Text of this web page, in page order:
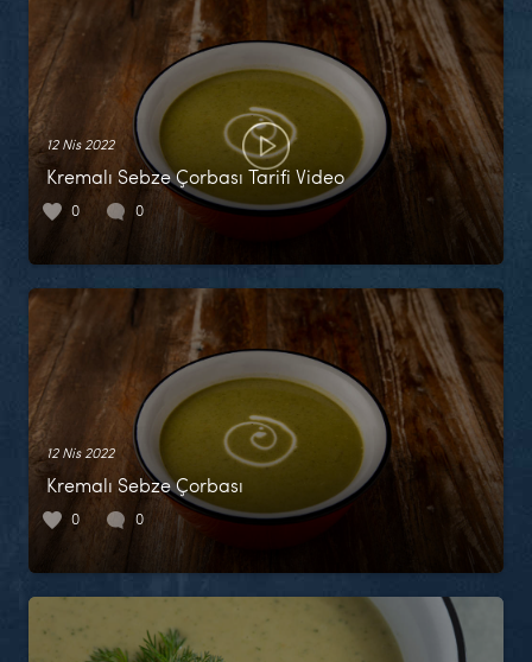
12 Nis 2022
Kremalı Sebze Çorbası Tarifi Video
0 0
12 Nis 2022
Kremalı Sebze Çorbası
0 0